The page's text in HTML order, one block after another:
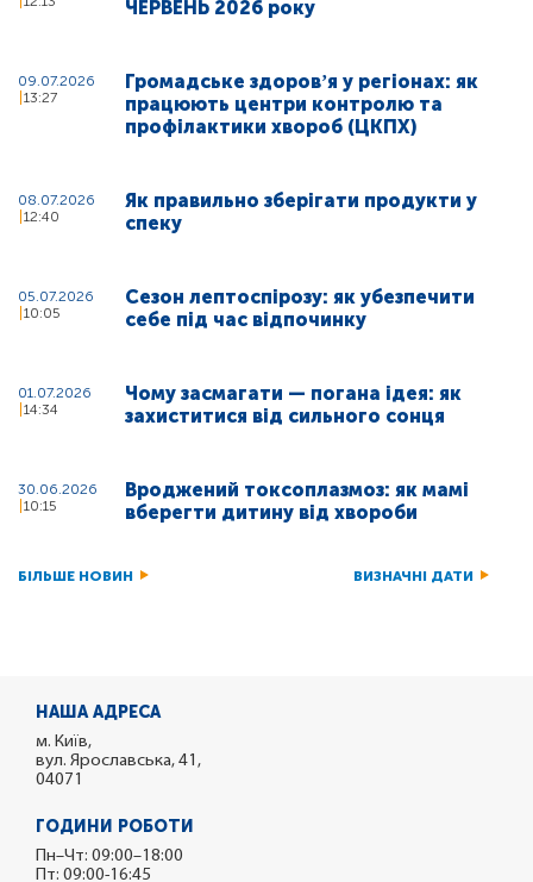
ЧЕРВЕНЬ 2026 року
09.07.2026
13:27
Громадське здоровʼя у регіонах: як
працюють центри контролю та
профілактики хвороб (ЦКПХ)
08.07.2026
12:40
Як правильно зберігати продукти у
спеку
05.07.2026
10:05
Сезон лептоспірозу: як убезпечити
себе під час відпочинку
01.07.2026
14:34
Чому засмагати — погана ідея: як
захиститися від сильного сонця
30.06.2026
10:15
Вроджений токсоплазмоз: як мамі
вберегти дитину від хвороби
БІЛЬШЕ НОВИН ВИЗНАЧНІ ДАТИ
НАША АДРЕСА
м. Київ,
вул. Ярославська, 41,
04071
ГОДИНИ РОБОТИ
Пн–Чт: 09:00–18:00
Пт: 09:00-16:45